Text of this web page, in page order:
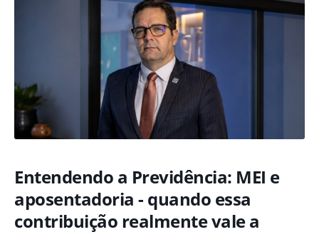
Entendendo a Previdência: MEI e
aposentadoria - quando essa
contribuição realmente vale a